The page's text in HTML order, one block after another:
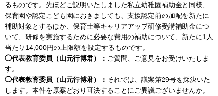
るものです。先ほどご説明いたしました私立幼稚園補助金と同様、
保育園や認定こども園におきましても、支援認定前の加配を新たに
補助対象とするほか、保育士等キャリアアップ研修受講補助金につ
いて、研修を実施するために必要な費用の補助について、新たに1人
当たり14,000円の上限額を設定するものです。
◯代表教育委員（山元行博君）： ご質問、ご意見をお受けいたしま
す。
◯代表教育委員（山元行博君）： それでは、議案第29号を採決いた
します。本件を原案どおり可決することにご異議ございませんか。